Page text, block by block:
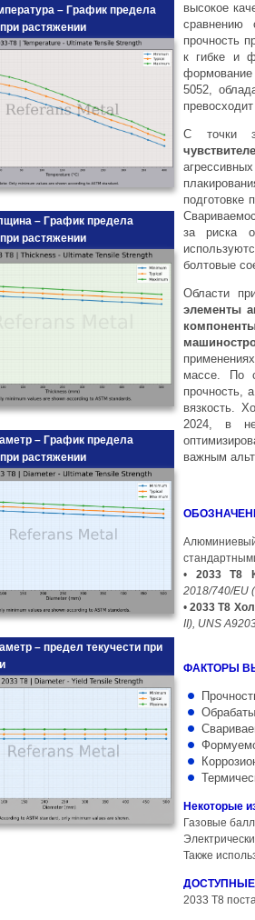
– График предела
растяжении
– График предела
растяжении
– График предела
растяжении
– предел текучести при
высокое
сравнению
прочность
к гибке и
5052,
С точки
подготовке
за риска
болтовые
Области
элементы
массе. По
прочность,
вязкость.
2024, в
важным
• 2033 T8
2018/740/EU
•2033 T8
II), UNS
ФАКТОРЫ
Некоторые
Газовые
Также
2033 T8